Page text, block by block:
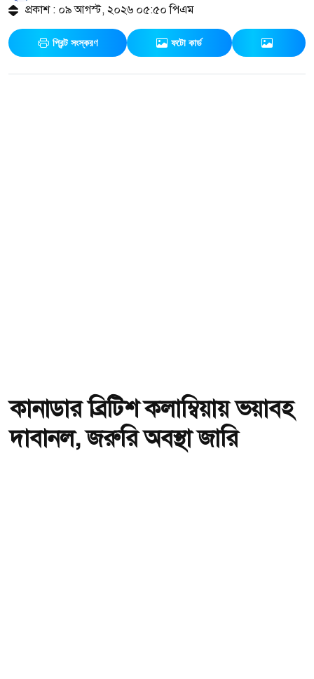
প্রকাশ : ০৯ আগস্ট, ২০২৬ ০৫:৫০ পিএম
প্রিন্ট সংস্করণ ফটো কার্ড
কানাডার ব্রিটিশ কলাম্বিয়ায় ভয়াবহ
দাবানল, জরুরি অবস্থা জারি